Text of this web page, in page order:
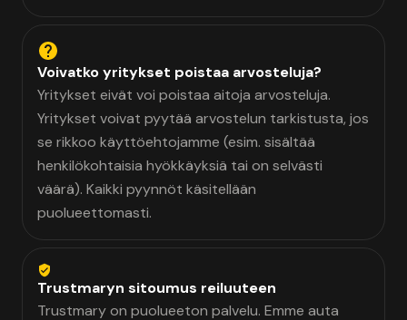
Voivatko yritykset poistaa arvosteluja?
Yritykset eivät voi poistaa aitoja arvosteluja.
Yritykset voivat pyytää arvostelun tarkistusta, jos
se rikkoo käyttöehtojamme (esim. sisältää
henkilökohtaisia hyökkäyksiä tai on selvästi
väärä). Kaikki pyynnöt käsitellään
puolueettomasti.
Trustmaryn sitoumus reiluuteen
Trustmary on puolueeton palvelu. Emme auta